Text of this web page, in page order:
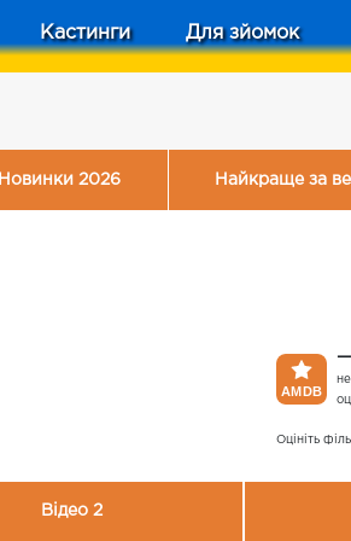
Кастинги Для зйомок
Новинки 2026 Найкраще за
—
Оцініть
Відео 2